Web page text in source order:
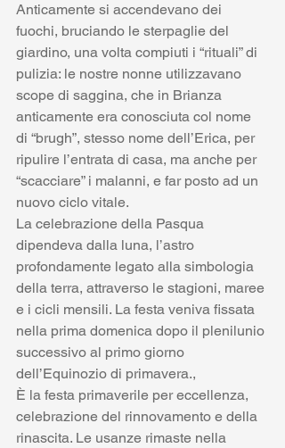
Anticamente si accendevano dei
fuochi, bruciando le sterpaglie del
giardino, una volta compiuti i “rituali” di
pulizia: le nostre nonne utilizzavano
scope di saggina, che in Brianza
anticamente era conosciuta col nome
di “brugh”, stesso nome dell’Erica, per
ripulire l’entrata di casa, ma anche per
“scacciare” i malanni, e far posto ad un
nuovo ciclo vitale.
La celebrazione della Pasqua
dipendeva dalla luna, l’astro
profondamente legato alla simbologia
della terra, attraverso le stagioni, maree
e i cicli mensili. La festa veniva fissata
nella prima domenica dopo il plenilunio
successivo al primo giorno
dell’Equinozio di primavera.,
È la festa primaverile per eccellenza,
celebrazione del rinnovamento e della
rinascita. Le usanze rimaste nella